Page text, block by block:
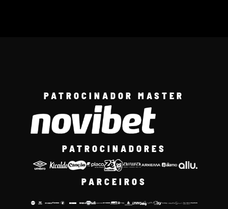
PATROCINADOR MASTER
PATROCINADORES
PARCEIROS